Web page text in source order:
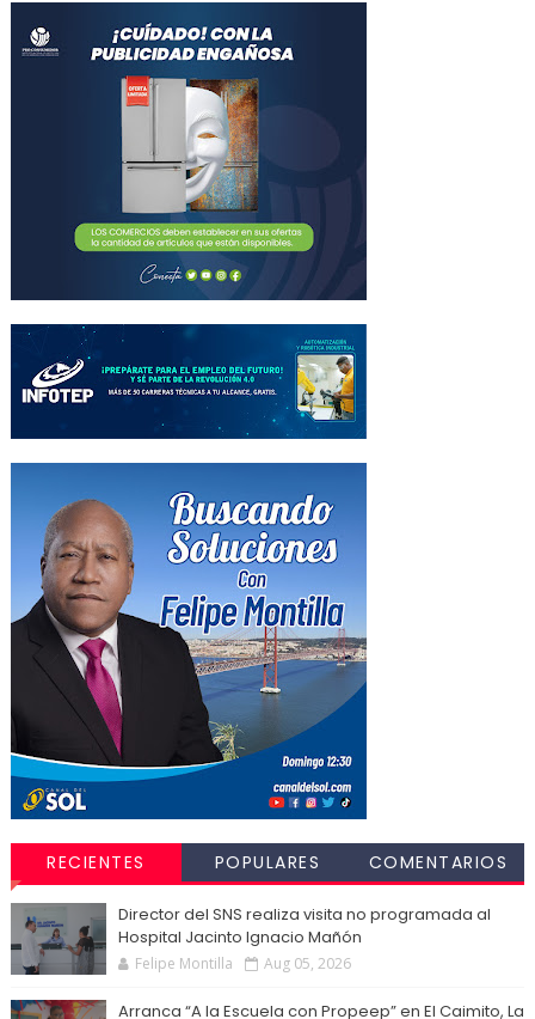
RECIENTES POPULARES COMENTARIOS
Director del SNS realiza visita no programada al
Hospital Jacinto Ignacio Mañón
Felipe Montilla Aug 05, 2026
Arranca “A la Escuela con Propeep” en El Caimito, La